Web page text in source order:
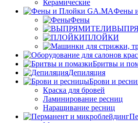
Керамические
Фены
Фены
ПЛОЙКИ
Бритвы и
Депиляция
Брови и
Краска для бровей
Ламинирование ресниц
Наращивание ресниц